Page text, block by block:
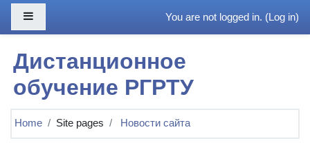
Skip to main content
You are not logged in. (Log in)
Дистанционное
обучение РГРТУ
Home Site pages Новости сайта